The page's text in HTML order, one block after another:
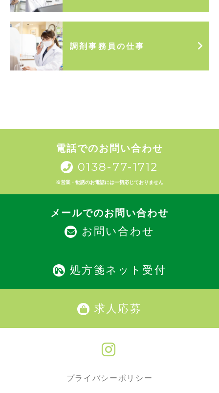
調剤事務員の仕事
電話でのお問い合わせ
0138-77-1712
※営業・勧誘のお電話には一切応じておりません
メールでのお問い合わせ
お問い合わせ
処方箋ネット受付
求人応募
プライバシーポリシー